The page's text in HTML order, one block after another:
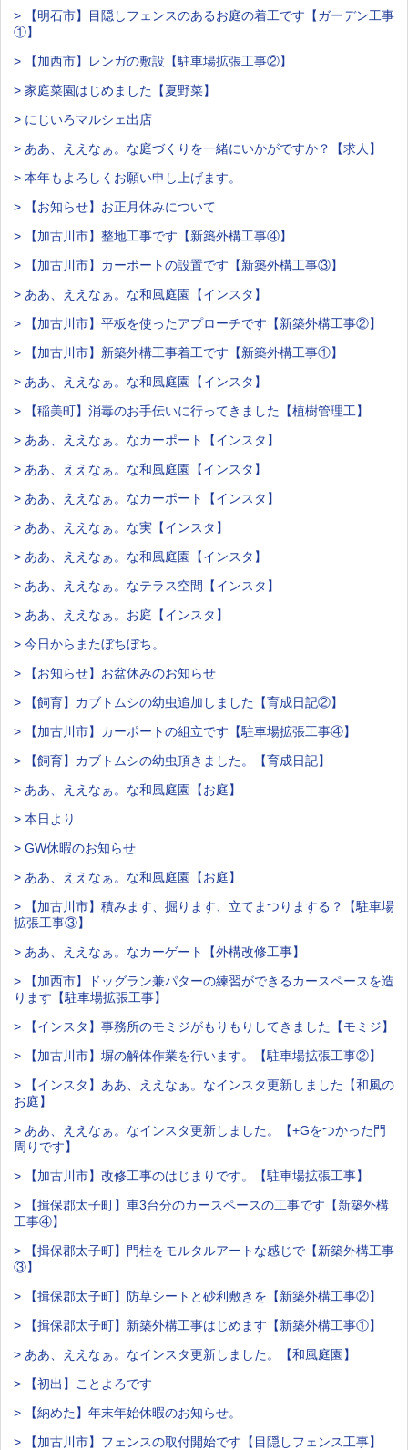
> 【明石市】目隠しフェンスのあるお庭の着工です【ガーデン工事
①】
> 【加西市】レンガの敷設【駐車場拡張工事②】
> 家庭菜園はじめました【夏野菜】
> にじいろマルシェ出店
> ああ、ええなぁ。な庭づくりを一緒にいかがですか？【求人】
> 本年もよろしくお願い申し上げます。
> 【お知らせ】お正月休みについて
> 【加古川市】整地工事です【新築外構工事④】
> 【加古川市】カーポートの設置です【新築外構工事③】
> ああ、ええなぁ。な和風庭園【インスタ】
> 【加古川市】平板を使ったアプローチです【新築外構工事②】
> 【加古川市】新築外構工事着工です【新築外構工事①】
> ああ、ええなぁ。な和風庭園【インスタ】
> 【稲美町】消毒のお手伝いに行ってきました【植樹管理工】
> ああ、ええなぁ。なカーポート【インスタ】
> ああ、ええなぁ。な和風庭園【インスタ】
> ああ、ええなぁ。なカーポート【インスタ】
> ああ、ええなぁ。な実【インスタ】
> ああ、ええなぁ。な和風庭園【インスタ】
> ああ、ええなぁ。なテラス空間【インスタ】
> ああ、ええなぁ。お庭【インスタ】
> 今日からまたぼちぼち。
> 【お知らせ】お盆休みのお知らせ
> 【飼育】カブトムシの幼虫追加しました【育成日記②】
> 【加古川市】カーポートの組立です【駐車場拡張工事④】
> 【飼育】カブトムシの幼虫頂きました。【育成日記】
> ああ、ええなぁ。な和風庭園【お庭】
> 本日より
> GW休暇のお知らせ
> ああ、ええなぁ。な和風庭園【お庭】
> 【加古川市】積みます、掘ります、立てまつりまする？【駐車場
拡張工事③】
> ああ、ええなぁ。なカーゲート【外構改修工事】
> 【加西市】ドッグラン兼パターの練習ができるカースペースを造
ります【駐車場拡張工事】
> 【インスタ】事務所のモミジがもりもりしてきました【モミジ】
> 【加古川市】塀の解体作業を行います。【駐車場拡張工事②】
> 【インスタ】ああ、ええなぁ。なインスタ更新しました【和風の
お庭】
> ああ、ええなぁ。なインスタ更新しました。【+Gをつかった門
周りです】
> 【加古川市】改修工事のはじまりです。【駐車場拡張工事】
> 【揖保郡太子町】車3台分のカースペースの工事です【新築外構
工事④】
> 【揖保郡太子町】門柱をモルタルアートな感じで【新築外構工事
③】
> 【揖保郡太子町】防草シートと砂利敷きを【新築外構工事②】
> 【揖保郡太子町】新築外構工事はじめます【新築外構工事①】
> ああ、ええなぁ。なインスタ更新しました。【和風庭園】
> 【初出】ことよろです
> 【納めた】年末年始休暇のお知らせ。
> 【加古川市】フェンスの取付開始です【目隠しフェンス工事】